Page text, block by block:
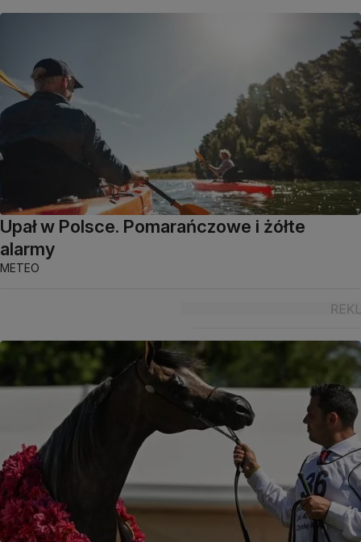
Upał w Polsce. Pomarańczowe i żółte
alarmy
METEO